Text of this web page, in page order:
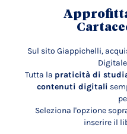
Sul sito Giappichelli,
Tutta la praticità di
contenuti digitali
Seleziona l'opzione
inserire il